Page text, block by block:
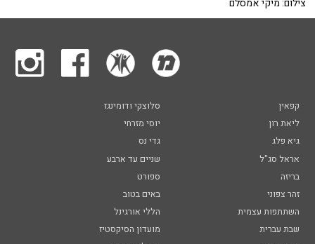
צילום: מיקי אמסלם
קפאין
סלוצקי ודומינגז
ליאת רון
יוסי מזרחי
גיא פלג
גדי נס
אראל סג"ל
שניים עד ארבע
בריזה
ספורט
זהר צפוני
באים בטוב
השתתפות עצמית
הללי אורגינל
שבת עברית
מועדון הסיקסטיז